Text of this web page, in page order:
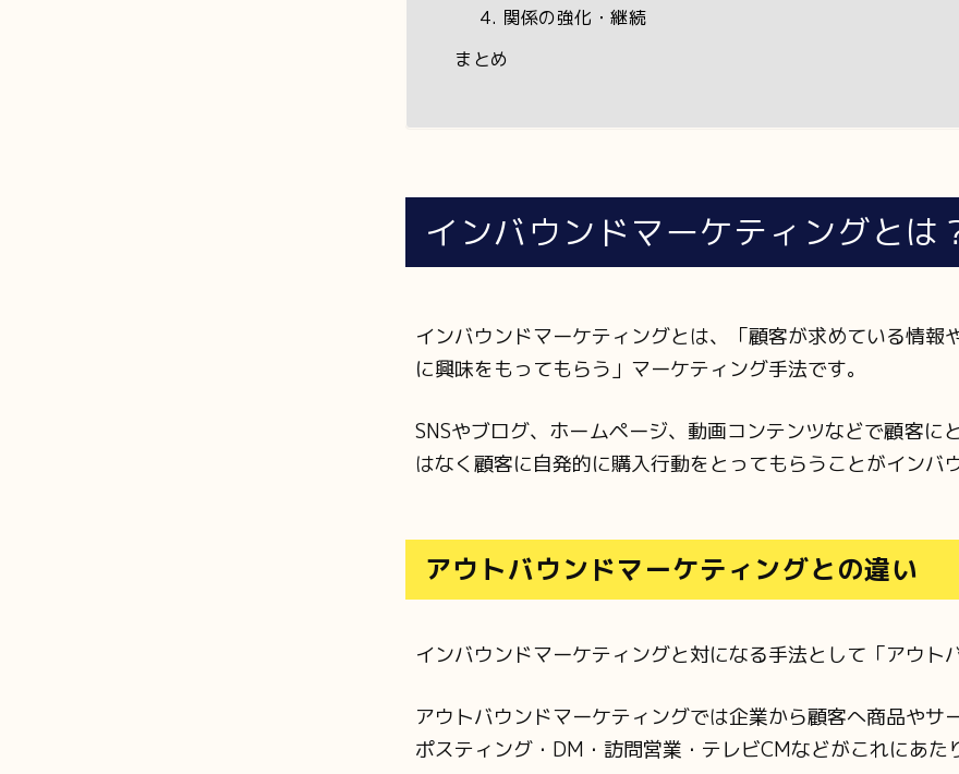
4. 関係の強化・継続
まとめ
インバウンドマーケティングとは
インバウンドマーケティングとは、「顧客が求めている情
に興味をもってもらう」マーケティング手法です。
SNSやブログ、ホームページ、動画コンテンツなどで顧客
はなく顧客に自発的に購入行動をとってもらうことがインバ
アウトバウンドマーケティングとの違い
インバウンドマーケティングと対になる手法として「アウト
アウトバウンドマーケティングでは企業から顧客へ商品やサ
ポスティング・DM・訪問営業・テレビCMなどがこれにあた